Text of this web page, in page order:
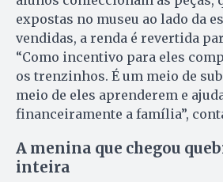
expostas no museu ao lado da
vendidas, a renda é revertida
“Como incentivo para eles
os trenzinhos. É um meio de
meio de eles aprenderem e
financeiramente a família”,
A menina que chegou
inteira